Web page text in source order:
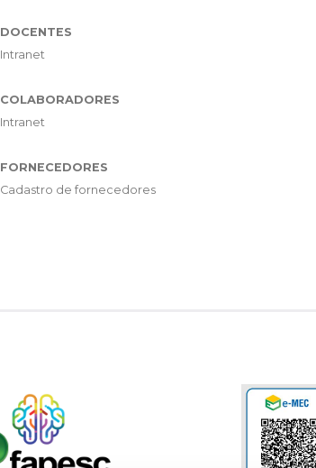
DOCENTES
Intranet
COLABORADORES
Intranet
FORNECEDORES
Cadastro de fornecedores